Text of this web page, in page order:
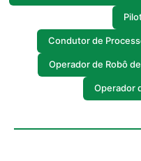
Condutor de
Operador de Robô
Operador